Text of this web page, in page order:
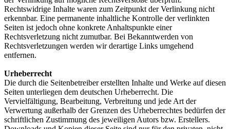
Rechtswidrige Inhalte waren zum Zeitpunkt der Verlinkung nicht
erkennbar. Eine permanente inhaltliche Kontrolle der verlinkten
Seiten ist jedoch ohne konkrete Anhaltspunkte einer
Rechtsverletzung nicht zumutbar. Bei Bekanntwerden von
Rechtsverletzungen werden wir derartige Links umgehend
entfernen.
Urheberrecht
Die durch die Seitenbetreiber erstellten Inhalte und Werke auf diesen
Seiten unterliegen dem deutschen Urheberrecht. Die
Vervielfältigung, Bearbeitung, Verbreitung und jede Art der
Verwertung außerhalb der Grenzen des Urheberrechtes bedürfen der
schriftlichen Zustimmung des jeweiligen Autors bzw. Erstellers.